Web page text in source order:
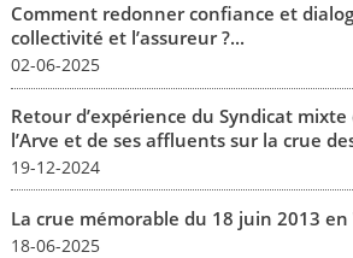
Comment redonner confiance et
collectivité et l’assureur ?...
02-06-2025
Retour d’expérience du Syndicat
l’Arve et de ses affluents sur la crue
19-12-2024
La crue mémorable du 18 juin 2013 en
18-06-2025